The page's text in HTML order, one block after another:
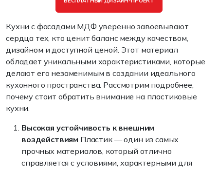
Кухни с фасадами МДФ уверенно завоевывают
сердца тех, кто ценит баланс между качеством,
дизайном и доступной ценой. Этот материал
обладает уникальными характеристиками, которые
делают его незаменимым в создании идеального
кухонного пространства. Рассмотрим подробнее,
почему стоит обратить внимание на пластиковые
кухни.
Высокая устойчивость к внешним
воздействиям Пластик — один из самых
прочных материалов, который отлично
справляется с условиями, характерными для